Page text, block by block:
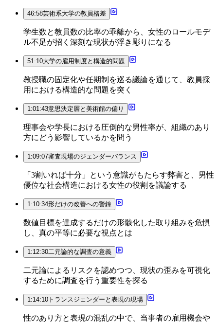
46:58芸術系大学の教員格差
学生数と教員数の比率の乖離から、女性のロールモデ
ル不足が招く深刻な現状が浮き彫りになる
51:10大学の雇用制度と構造的問題
教授職の固定化や任期制を巡る議論を通じて、教員採
用における構造的な問題を突く
1:01:43意思決定層と美術館の偏り
理事会や学長における圧倒的な男性率が、組織のあり
方にどう影響しているかを問う
1:09:07審査現場のジェンダーバランス
「3割いれば十分」という意識がもたらす弊害と、男性
優位な社会構造における女性の役割を議論する
1:10:34形だけの改善への警鐘
数値目標を達成するだけの形骸化した取り組みを危惧
し、真の平等に必要な視点とは
1:12:30二元論的な調査の意義
二元論によるリスクを認めつつ、現状の歪みを可視化
するために調査を行う重要性を探る
1:14:10 トランスジェンダーと表現の現場
性のあり方と表現の混乱の中で、当事者の雇用機会や